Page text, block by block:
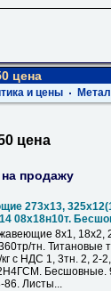
цена
и цены
цена
продажу
273х13,
08х18н10т.
8х1, 18х2,
тн. Титановые
с НДС 1, 3тн. 2, 2-
Бесшовные.
86. Листы...